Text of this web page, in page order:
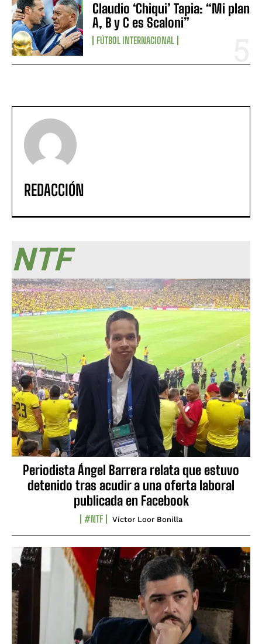
Claudio ‘Chiqui’ Tapia: “Mi plan
A, B y C es Scaloni”
FÚTBOL INTERNACIONAL
REDACCIÓN
NTF
Periodista Ángel Barrera relata que estuvo
detenido tras acudir a una oferta laboral
publicada en Facebook
#NTF Víctor Loor Bonilla